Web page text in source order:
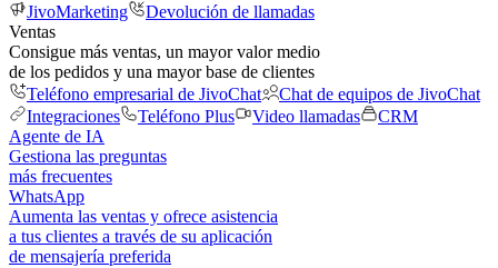
JivoMarketing
Devolución de llamadas
Ventas
Consigue más ventas, un mayor valor medio
de los pedidos y una mayor base de clientes
Teléfono empresarial de JivoChat
Chat de equipos de JivoChat
Integraciones
Teléfono Plus Video llamadas
CRM
Agente de IA
Gestiona las preguntas
más frecuentes
WhatsApp
Aumenta las ventas y ofrece asistencia
a tus clientes a través de su aplicación
de mensajería preferida